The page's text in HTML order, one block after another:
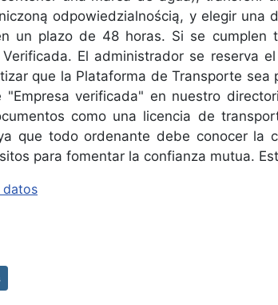
odpowiedzialnością, y elegir
un plazo de 48 horas. Si se
El administrador se reserva
que la Plataforma de Transporte
verificada" en nuestro
como una licencia de
que todo ordenante debe conocer la
para fomentar la confianza mutua.